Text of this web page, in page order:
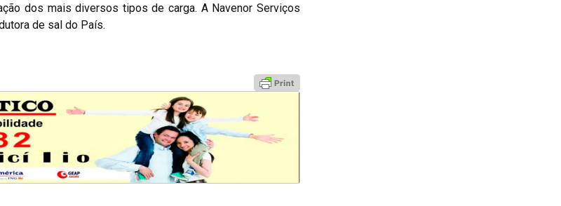
dos mais diversos tipos de carga. A Navenor Serviços
de sal do País.